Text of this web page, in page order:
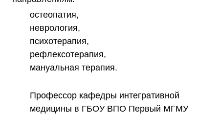
остеопатия,
неврология,
психотерапия,
рефлексотерапия,
мануальная терапия.
Профессор кафедры интегративной
медицины в ГБОУ ВПО Первый МГМУ